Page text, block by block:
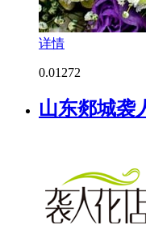
详情
0.01272
山东郯城袭